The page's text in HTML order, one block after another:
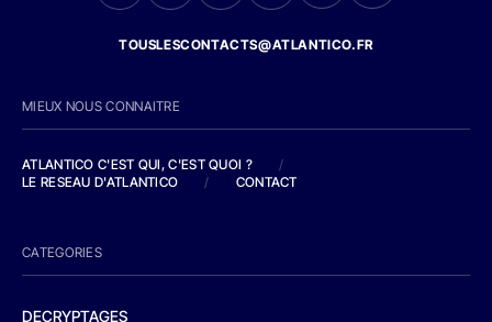
TOUSLESCONTACTS@ATLANTICO.FR
MIEUX NOUS CONNAITRE
ATLANTICO C'EST QUI, C'EST QUOI ?
/
LE RESEAU D'ATLANTICO
/ CONTACT
CATEGORIES
DECRYPTAGES